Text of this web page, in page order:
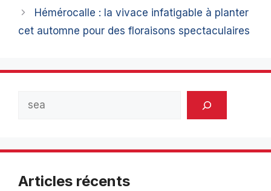
Hémérocalle : la vivace infatigable à planter
cet automne pour des floraisons spectaculaires
Articles récents